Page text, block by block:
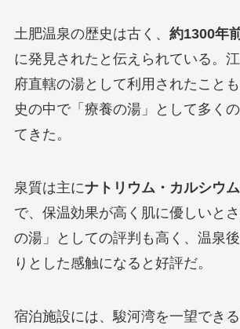
土肥温泉の歴史は古く、 約1300年
に発見されたと伝えられている。
府直轄の湯として利用されたこと
史の中で「療養の湯」として多く
てきた。
泉質は主にナトリウム・カルシウ
で、保温効果が高く肌に優しいと
の湯」としての評判も高く、温泉
りとした感触になると好評だ。
宿泊施設には、駿河湾を一望でき